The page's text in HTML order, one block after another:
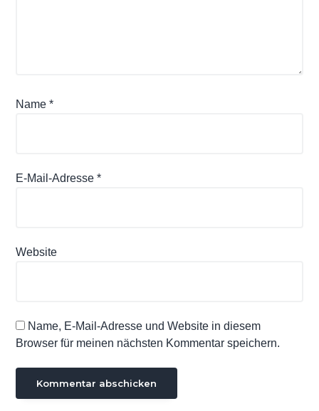
Name*
E-Mail-Adresse*
Website
Name, E-Mail-Adresse und Website in diesem
Browser für meinen nächsten Kommentar speichern.